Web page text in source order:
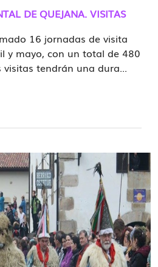
DE QUEJANA. VISITAS
16 jornadas de visita
y mayo, con un total de 480
visitas tendrán una dura...